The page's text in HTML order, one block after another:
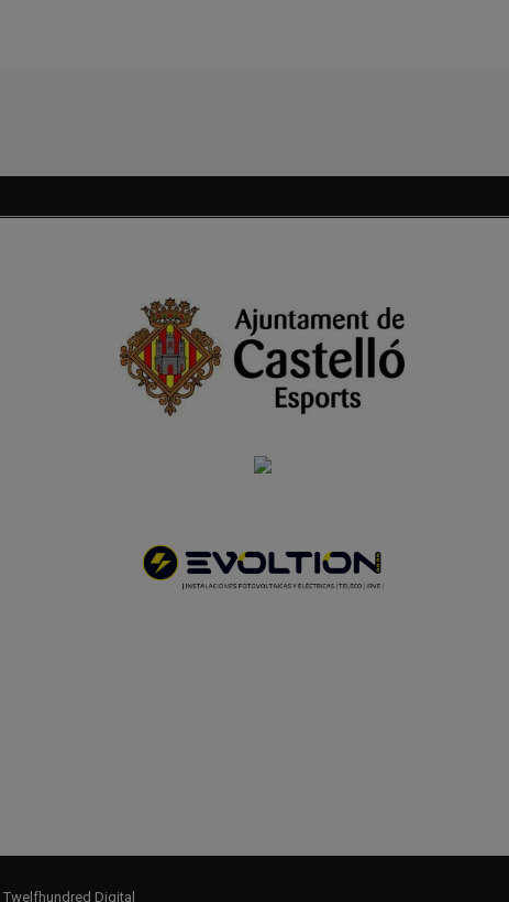
Twelfhundred Digital